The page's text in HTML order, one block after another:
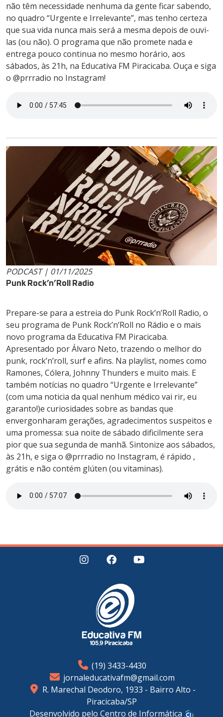
não têm necessidade nenhuma da gente ficar sabendo,
no quadro “Urgente e Irrelevante”, mas tenho certeza
que sua vida nunca mais será a mesma depois de ouvi-
las (ou não). O programa que não promete nada e
entrega pouco continua no mesmo horário, aos
sábados, às 21h, na Educativa FM Piracicaba. Ouça e siga
o @prrradio no Instagram!
PODCAST | 01/11/2025
Punk Rock’n’Roll Radio
Prepare-se para a estreia do Punk Rock’n’Roll Radio, o
seu programa de Punk Rock’n’Roll no Rádio e o mais
novo programa da Educativa FM Piracicaba.
Apresentado por Álvaro Neto, trazendo o melhor do
punk, rock’n’roll, surf e afins. Na playlist, nomes como
Ramones, Cólera, Johnny Thunders e muito mais. E
também notícias no quadro “Urgente e Irrelevante”
(com uma noticia da qual nenhum médico vai rir, eu
garanto!)e curiosidades sobre as bandas que
envergonharam gerações, agradecimentos suspeitos e
uma promessa: sua noite de sábado dificilmente sera
pior que sua segunda de manhã. Sintonize aos sábados,
às 21h, e siga o @prrradio no Instagram, é rápido ,
grátis e não contém glúten (ou vitaminas).
(19) 3433-4430
jornaleducativafm@gmail.com
R. Marechal Deodoro, 1933 - Bairro Alto -
Piracicaba/SP
Desenvolvido pelo Centro de Informática